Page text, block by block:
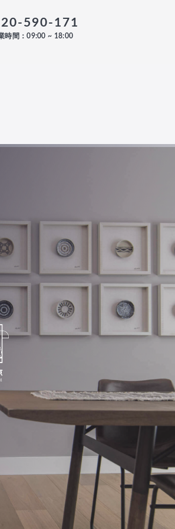
590-171
時間：09:00 ~ 18:00